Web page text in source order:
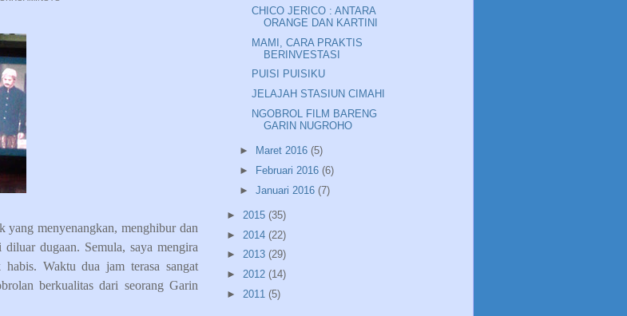
yang menyenangkan, menghibur dan
dugaan. Semula, saya mengira
Waktu dua jam terasa sangat
berkualitas dari seorang Garin
CHICO JERICO : ANTARA
ORANGE DAN KARTINI
MAMI, CARA PRAKTIS
BERINVESTASI
PUISI PUISIKU
JELAJAH STASIUN CIMAHI
NGOBROL FILM BARENG
GARIN NUGROHO
► Maret 2016 (5)
►
Februari 2016 (6)
► Januari 2016 (7)
► 2015 (35)
► 2014 (22)
► 2013 (29)
► 2012 (14)
► 2011 (5)